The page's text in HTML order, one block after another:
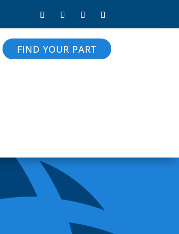
FIND YOUR PART